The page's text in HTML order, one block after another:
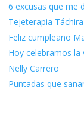
6 excusas que me
Tejeterapia Táchira
Feliz cumpleaño
Hoy celebramos
Nelly Carrero
Puntadas que